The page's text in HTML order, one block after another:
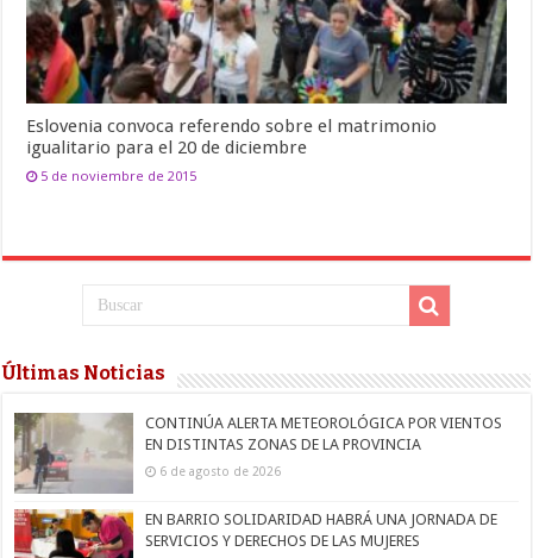
Eslovenia convoca referendo sobre el matrimonio
igualitario para el 20 de diciembre
5 de noviembre de 2015
Últimas Noticias
CONTINÚA ALERTA METEOROLÓGICA POR VIENTOS
EN DISTINTAS ZONAS DE LA PROVINCIA
6 de agosto de 2026
EN BARRIO SOLIDARIDAD HABRÁ UNA JORNADA DE
SERVICIOS Y DERECHOS DE LAS MUJERES